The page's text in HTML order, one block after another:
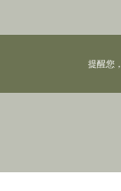
提醒您